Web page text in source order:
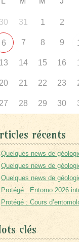
30 31 1 2
6 7 8 9
13 14 15 16
20 21 22 23
27 28 29 30
récents
Quelques news de
Quelques news de
Quelques news de
Protégé : Entomo 2026
Protégé : Cours
clés